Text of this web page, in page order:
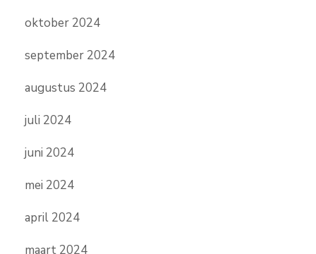
oktober 2024
september 2024
augustus 2024
juli 2024
juni 2024
mei 2024
april 2024
maart 2024